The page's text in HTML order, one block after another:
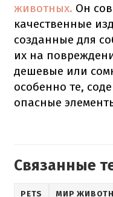
животных. Он
качественные
созданные для
их на
дешевые или
особенно те,
опасные
Связанные
PETS МИР